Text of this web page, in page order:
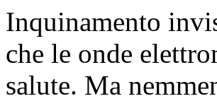
Inquinamento
che le onde
salute. Ma